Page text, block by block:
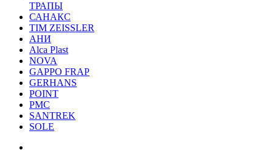
ТРАПЫ
САНАКС
TIM ZEISSLER
АНИ
Alca Plast
NOVA
GAPPO FRAP
GERHANS
POINT
РМС
SANTREK
SOLE